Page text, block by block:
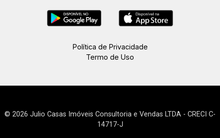
Política de Privacidade
Termo de Uso
© 2026 Julio Casas Imóveis Consultoria e Vendas LTDA - CRECI C-
14717-J